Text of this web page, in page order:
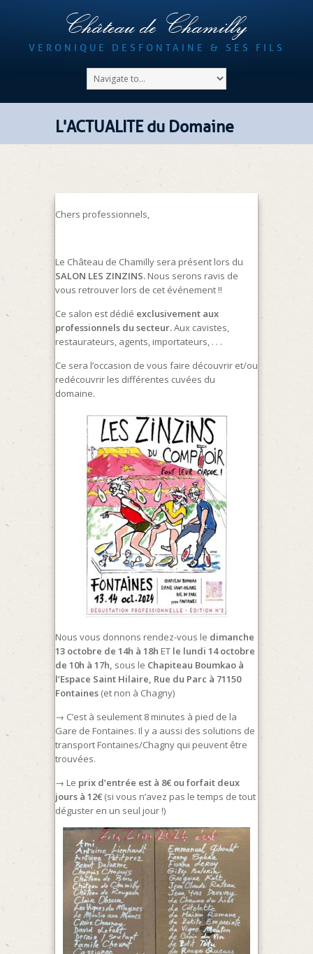
Château de Chamilly
VERONIQUE DESFONTAINE & SES FILS
L'ACTUALITE du Domaine
Chers professionnels,
Le Château de Chamilly sera présent lors du
SALON LES ZINZINS. Nous serons ravis de
vous retrouver lors de cet événement !!
Ce salon est dédié exclusivement aux
professionnels du secteur.Aux cavistes,
restaurateurs, agents, importateurs, . . .
Ce sera l’occasion de vous faire découvrir et/ou
redécouvrir les différentes cuvées du
domaine.
Nous vous donnons rendez-vous le dimanche
13 octobre de 14h à 18h ET le lundi 14 octobre
de 10h à 17h, sous le Chapiteau Boumkao à
l’Espace Saint Hilaire, Rue du Parc à 71150
Fontaines (et non à Chagny)
→ C’est à seulement 8 minutes à pied de la
Gare de Fontaines. Il y a aussi des solutions de
transport Fontaines/Chagny qui peuvent être
trouvées.
→ Le prix d’entrée est à 8€ ou forfait deux
jours à 12€ (si vous n’avez pas le temps de tout
déguster en un seul jour !)